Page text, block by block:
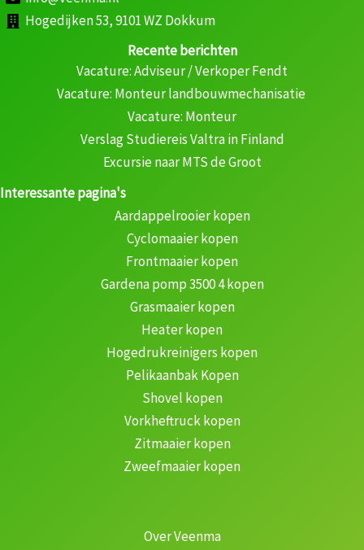
Hogedijken 53, 9101 WZ Dokkum
Recente berichten
Vacature: Adviseur / Verkoper Fendt
Vacature: Monteur landbouwmechanisatie
Vacature: Monteur
Verslag Studiereis Valtra in Finland
Excursie naar MTS de Groot
Interessante pagina's
Aardappelrooier kopen
Cyclomaaier kopen
Frontmaaier kopen
Gardena pomp 3500 4 kopen
Grasmaaier kopen
Heater kopen
Hogedrukreinigers kopen
Pelikaanbak Kopen
Shovel kopen
Vorkheftruck kopen
Zitmaaier kopen
Zweefmaaier kopen
Over Veenma